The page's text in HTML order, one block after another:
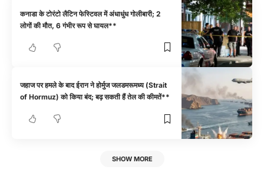
कनाडा के टोरंटो लैटिन फेस्टिवल में अंधाधुंध गोलीबारी; 2
लोगों की मौत, 6 गंभीर रूप से घायल**
जहाज पर हमले के बाद ईरान ने होर्मुज जलडमरूमध्य (Strait
of Hormuz) को किया बंद; बढ़ सकती हैं तेल की कीमतें**
SHOW MORE